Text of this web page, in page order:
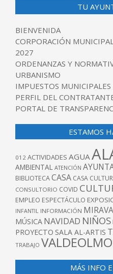
TU
BIENVENIDA
CORPORACIÓN
2027
ORDENANZAS Y
URBANISMO
IMPUESTOS MUNICIPALES
PERFIL DEL
PORTAL DE
ESTAMOS
012 ACTIVIDADES AGUA
AMBIENTAL ATENCIÓN
BIBLIOTECACASA CASA
CONSULTORIO COVID
EMPLEO ESPECTÁCULO
INFANTIL INFORMACIÓN
MÚSICA NAVIDAD NIÑOS
PROYECTO SALA AL-ARTIS
TRABAJO
MÁS INFO